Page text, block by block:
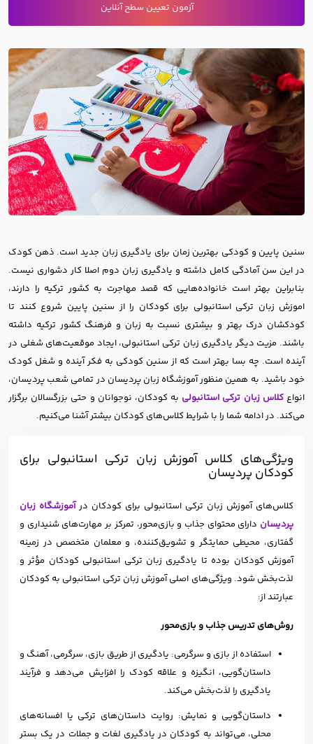
سنین پایین و کودکی بهترین زمان برای یادگیری زبان جدید است. ذهن کودک
در این سن آمادگی کامل داشته و یادگیری زبان دوم اصلا کار دشواری نیست.
بنابراین بهتر است خانواده‌هایی که قصد مهاجرت به کشور ترکیه را دارند،
اموزش زبان ترکی استانبولی برای کودکان را از سنین پایین شروع کنند تا
کودکشان درک بهتر و بیشتری نسبت به زبان و فرهنگ کشور ترکیه داشته
باشند. مزیت دیگر یادگیری زبان ترکی استانبولی، ایجاد موقعیت‌های شغلی در
آینده است. چه بسا بهتر است که از سنین کودکی به فکر آینده و شغل کودک
خود باشید. به همین منظور آموزشگاه زبان پردیسان در تمامی شعب پردیسان،
انواعکلاس زبان ترکی استانبولی به کودکان، نوجوانان و حتی بزرگسالان برگزار
می‌کند. در ادامه شما را با شرایط کلاس‌های کودکان بیشتر آشنا می‌کنیم.
ویژگی‌های کلاس آموزش زبان ترکی استانبولی برای
کودکان پردیسان
کلاس‌های آموزش زبان ترکی استانبولی برای کودکان درآموزشگاه زبان
پردیسان دارای محتوای جذاب و بازی‌محور، تمرکز بر مهارت‌های شنیداری و
گفتاری، محیطی حمایتگر و تشویق‌کننده، و معلمان متخصص در زمینه
آموزش کودکان بوده تا یادگیری زبان ترکی استانبولی کودکان مؤثر و
لذت‌بخش شود. ویژگی‌های اصلی آموزش زبان ترکی استانبولی به کودکان
عبارتند از:
روش‌های تدریس جذاب و بازی‌محور
استفاده از بازی و سرگرمی: یادگیری از طریق بازی، سرگرمی، آهنگ و
داستان‌گویی، انگیزه و علاقه کودک را افزایش می‌دهد و فرآیند
یادگیری را لذت‌بخش می‌کند.
داستان‌گویی و نمایش: روایت داستان‌های ترکی یا افسانه‌های
محلی، می‌تواند به کودکان در یادگیری لغات و جملات در یک بستر
آزمون تعیین سطح آنلاین